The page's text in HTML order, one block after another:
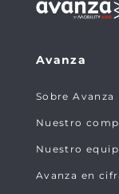
Avanza
Sobre Avanza
Nuestro
Nuestro
Avanza en